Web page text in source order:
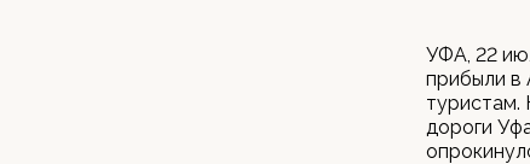
УФА, 22
прибыли в
туристам.
дороги